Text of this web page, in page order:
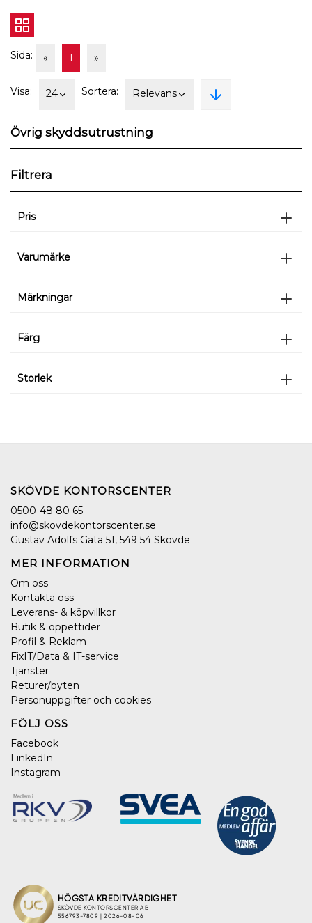
Övrig skyddsutrustning
Filtrera
Pris
Varumärke
Märkningar
Färg
Storlek
Sida: « 1 »
Visa: 24 Sortera: Relevans
SKÖVDE KONTORSCENTER
0500-48 80 65
info@skovdekontorscenter.se
Gustav Adolfs Gata 51, 549 54 Skövde
MER INFORMATION
Om oss
Kontakta oss
Leverans- & köpvillkor
Butik & öppettider
Profil & Reklam
FixIT/Data & IT-service
Tjänster
Returer/byten
Personuppgifter och cookies
FÖLJ OSS
Facebook
LinkedIn
Instagram